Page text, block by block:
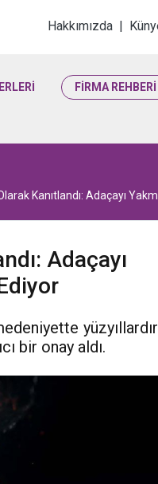
Hakkımızda |
FİRMA REHBERİ
Kanıtlandı: Adaçayı
Adaçayı
yüzyıllardır
bir onay aldı.